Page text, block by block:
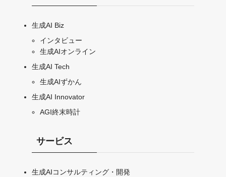
生成AI Biz
インタビュー
生成AIオンライン
生成AI Tech
生成AIずかん
生成AI Innovator
AGI終末時計
サービス
生成AIコンサルティング・開発